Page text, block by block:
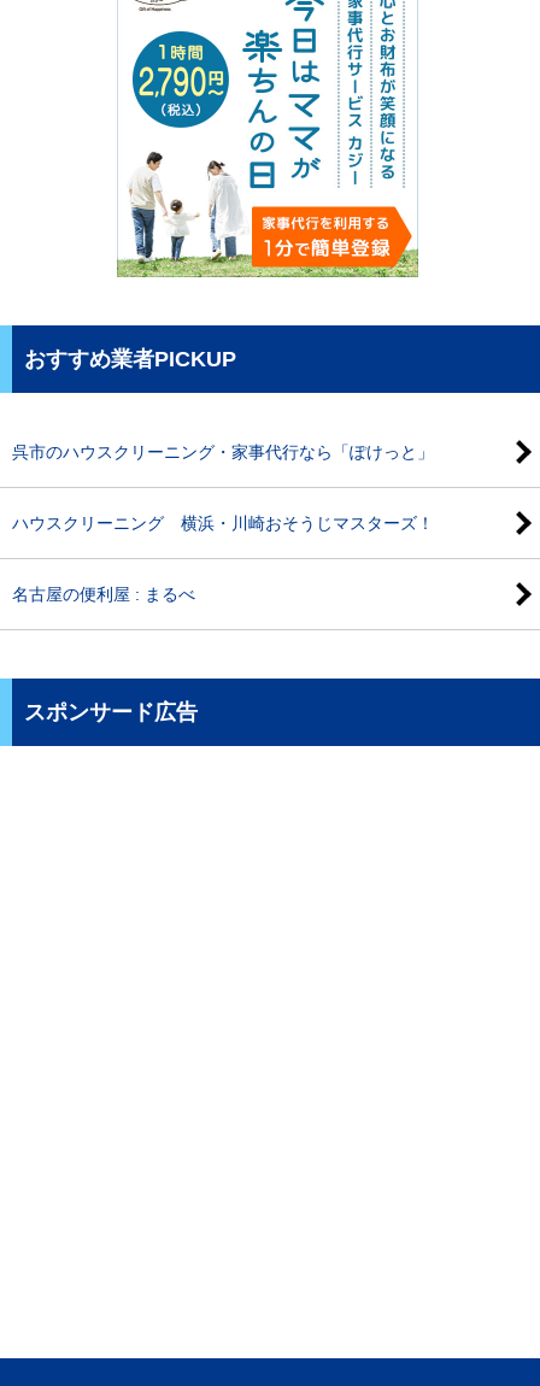
おすすめ業者PICKUP
呉市のハウスクリーニング・家事代行なら「ぽけっと」
ハウスクリーニング 横浜・川崎おそうじマスターズ！
名古屋の便利屋 : まるべ
スポンサード広告